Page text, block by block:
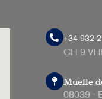
+34 932
CH 9
Muelle
08039 -